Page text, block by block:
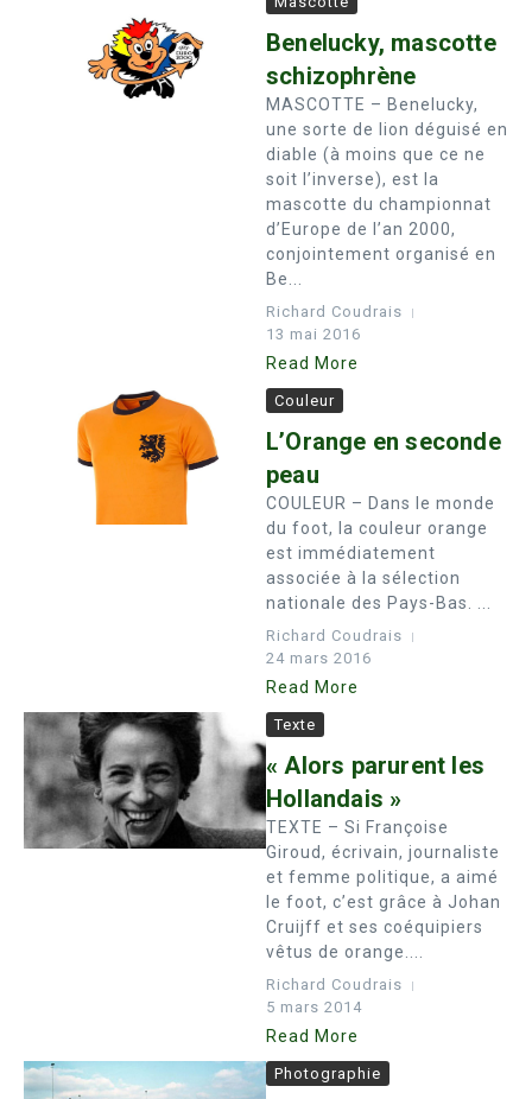
Benelucky, mascotte
schizophrène
MASCOTTE – Benelucky,
une sorte de lion déguisé en
diable (à moins que ce ne
soit l’inverse), est la
mascotte du championnat
d’Europe de l’an 2000,
conjointement organisé en
Be...
Richard Coudrais
13 mai 2016
Read More
Couleur
L’Orange en seconde
peau
COULEUR – Dans le monde
du foot, la couleur orange
est immédiatement
associée à la sélection
nationale des Pays-Bas. ...
Richard Coudrais
24 mars 2016
Read More
Texte
« Alors parurent les
Hollandais »
TEXTE – Si Françoise
Giroud, écrivain, journaliste
et femme politique, a aimé
le foot, c’est grâce à Johan
Cruijff et ses coéquipiers
vêtus de orange....
Richard Coudrais
5 mars 2014
Read More
Photographie